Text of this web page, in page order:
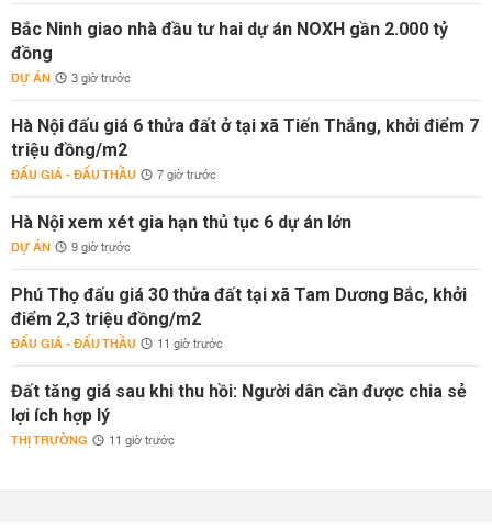
Bắc Ninh giao nhà đầu tư hai dự án NOXH gần 2.000 tỷ
đồng
DỰ ÁN 3 giờ trước
Hà Nội đấu giá 6 thửa đất ở tại xã Tiến Thắng, khởi điểm 7
triệu đồng/m2
ĐẤU GIÁ - ĐẤU THẦU 7 giờ trước
Hà Nội xem xét gia hạn thủ tục 6 dự án lớn
DỰ ÁN 9 giờ trước
Phú Thọ đấu giá 30 thửa đất tại xã Tam Dương Bắc, khởi
điểm 2,3 triệu đồng/m2
ĐẤU GIÁ - ĐẤU THẦU 11 giờ trước
Đất tăng giá sau khi thu hồi: Người dân cần được chia sẻ
lợi ích hợp lý
THỊ TRƯỜNG 11 giờ trước